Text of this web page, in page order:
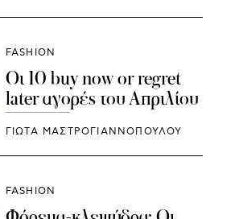
FASHION
Οι 10 buy now or regret
later αγορές του Απριλίου
ΓΙΩΤΑ ΜΑΣΤΡΟΓΙΑΝΝΟΠΟΥΛΟΥ
FASHION